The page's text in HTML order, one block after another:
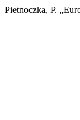
Pietnoczka, P.